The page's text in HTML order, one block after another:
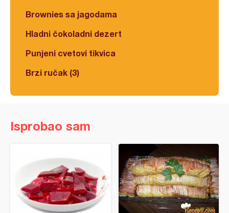
Brownies sa jagodama
Hladni čokoladni dezert
Punjeni cvetovi tikvica
Brzi ručak (3)
Isprobao sam